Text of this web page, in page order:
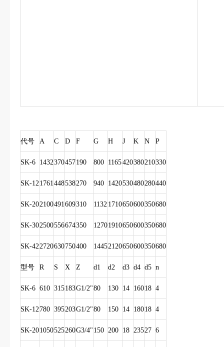
代号 A C D F G H J K N P
SK-6 1432370457190 800 1165420380210330
SK-121761448538270 940 1420530480280440
SK-202100491609310 1132 1710650600350680
SK-302500556674350 12701910650600350680
SK-422720630750400 14452120650600350680
型号 R S X Z d1 d2 d3 d4 d5 n
SK-6 610 315183G1/2"80 130 14 16018 4
SK-12780 395203G1/2"80 150 14 18018 4
SK-201050525260G3/4" 150 200 18 23527 6